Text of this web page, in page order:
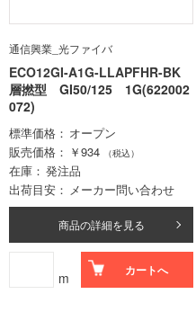
通信興業_光ファイバ
ECO12GI-A1G-LLAPFHR-BK
層撚型 GI50/125 1G(622002
072)
標準価格
オープン
販売価格
￥934 （税込）
在庫
発注品
出荷目安
メーカー問い合わせ
商品の詳細を見る
m カートへ